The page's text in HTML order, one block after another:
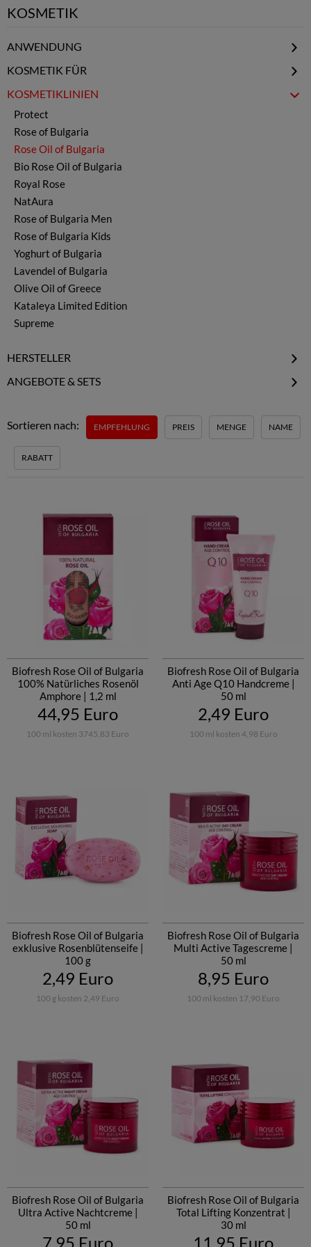
KOSMETIK
ANWENDUNG
Gesichtspflege
Körperpflege
Haarpflege
Creme & Konzentrat
Hand- & Fußpflege
Lavendel- & Rosenwasser
Serum & Öle
Seifen & Salze
Parfum
KOSMETIK FÜR
Frauen
Männer
Kinder
KOSMETIKLINIEN
Protect
Rose of Bulgaria
Rose Oil of Bulgaria
Bio Rose Oil of Bulgaria
Royal Rose
NatAura
Rose of Bulgaria Men
Rose of Bulgaria Kids
Yoghurt of Bulgaria
Lavendel of Bulgaria
Olive Oil of Greece
Kataleya Limited Edition
Supreme
HERSTELLER
Aroma Essence
Bulgarian Rose Karlovo
ANGEBOTE & SETS
Kosmetik Specials
Kosmetik Probiersets
Sortieren nach: EMPFEHLUNG PREIS MENGE NAME
RABATT
Biofresh Rose Oil of Bulgaria
100% Natürliches Rosenöl
Amphore | 1,2 ml
44,95 Euro
100 ml kosten 3745,83 Euro
Biofresh Rose Oil of Bulgaria
Anti Age Q10 Handcreme |
50 ml
2,49 Euro
100 ml kosten 4,98 Euro
Biofresh Rose Oil of Bulgaria
exklusive Rosenblütenseife |
100 g
2,49 Euro
100 g kosten 2,49 Euro
Biofresh Rose Oil of Bulgaria
Multi Active Tagescreme |
50 ml
8,95 Euro
100 ml kosten 17,90 Euro
Biofresh Rose Oil of Bulgaria
Ultra Active Nachtcreme |
50 ml
7,95 Euro
Biofresh Rose Oil of Bulgaria
Total Lifting Konzentrat |
30 ml
11,95 Euro